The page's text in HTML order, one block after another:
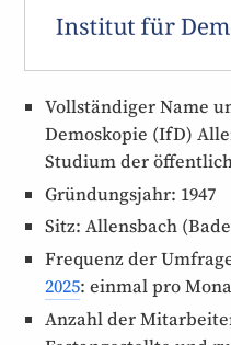
Vollständiger Name
Demoskopie (IfD)
Studium der
Gründungsjahr: 1947
Sitz: Allensbach
Frequenz der
2025: einmal pro
Anzahl der